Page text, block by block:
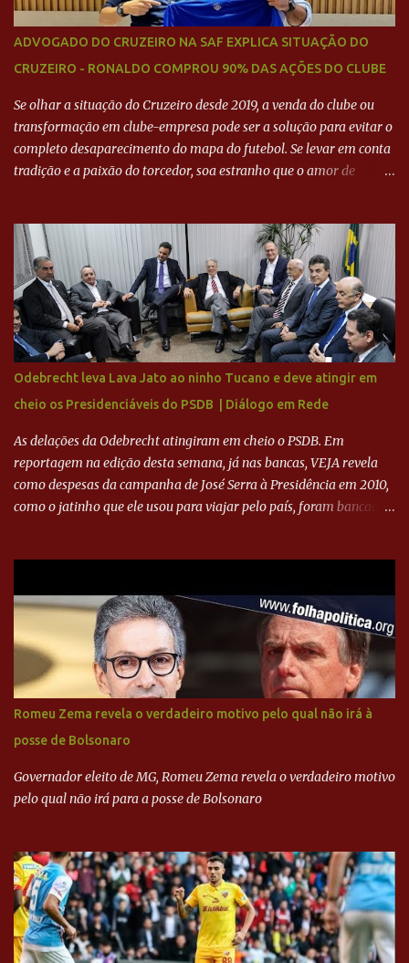
ADVOGADO DO CRUZEIRO NA SAF EXPLICA SITUAÇÃO DO
CRUZEIRO - RONALDO COMPROU 90% DAS AÇÕES DO CLUBE
Se olhar a situação do Cruzeiro desde 2019, a venda do clube ou
transformação em clube-empresa pode ser a solução para evitar o
completo desaparecimento do mapa do futebol. Se levar em conta
tradição e a paixão do torcedor, soa estranho que o amor de
feito imediatamente para pagamento de dívidas emergenciais e
investimentos no departamento de futebol. O projeto apresentado
para a recuperação do Cruzeiro, o aporte financeiro inicial, com
Ronaldo sendo solidário à dívida de R$ 1 bilhão a partir de agora,
mais o peso que o ex-atacante tem no mundo do futebol, além de
sua história na Raposa, pesaram para que um dos mais icônicos
camisas 9 acertasse a compra do clube. Fonte: Itatiaia Fonte:
ADVOGADO DO CRUZEIRO NA SAF EXPLICA SITUAÇÃO DO
CRUZEIRO - RONALDO COMPROU 90% DAS AÇÕES DO CLUBE
Odebrecht leva Lava Jato ao ninho Tucano e deve atingir em
cheio os Presidenciáveis do PSDB | Diálogo em Rede
As delações da Odebrecht atingiram em cheio o PSDB. Em
reportagem na edição desta semana, já nas bancas, VEJA revela
como despesas da campanha de José Serra à Presidência em 2010,
como o jatinho que ele usou para viajar pelo país, foram bancadas
Executiva Nacional do PSDB (Valter Campanato/Agência Brasil) O
texto também põe fim a um mistério: três fontes confirmaram à
revista que o codinome “santo” que aparece em planilhas da
empreiteira refere-se ao governador de São Paulo, Geraldo
Alckmin (PSDB) — nenhum deles, no entanto, disse ter negociado
diretamente com o paulista. Depoimentos mostram como o
dinheiro da Odebrecht bancou a campanha de Serra em 2010 Leia
mais... A Lava Jato chega ao PSDB | VEJA.com
Romeu Zema revela o verdadeiro motivo pelo qual não irá à
posse de Bolsonaro
Governador eleito de MG, Romeu Zema revela o verdadeiro motivo
pelo qual não irá para a posse de Bolsonaro